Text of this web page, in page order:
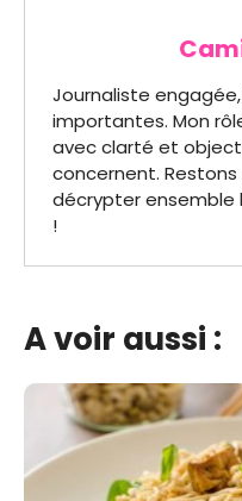
Journaliste
importantes. Mon
avec clarté et
concernent.
décrypter ensemble
!
A voir aussi :